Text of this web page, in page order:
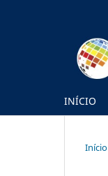
INÍCIO
Início